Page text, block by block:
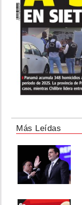
Más Leídas